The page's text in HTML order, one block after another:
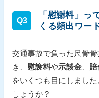
Q3
「慰謝料」っ
くる頻出ワー
交通事故で負った尺骨
き、慰謝料や示談金 賠
をいくつも目にしまし
しょうか？